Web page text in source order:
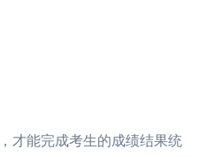
才能完成考生的成绩结果统